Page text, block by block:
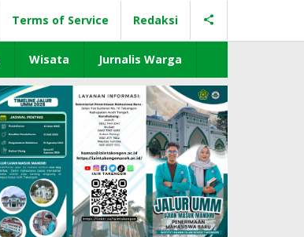
Terms of Service Redaksi
Wisata Jurnalis Warga